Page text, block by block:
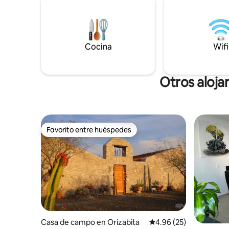
compartido, el espacio de jardín es
compartido también con el gimnasio
Cocina Wifi
Otros
Favorito entre huéspedes
Favorito entre huéspedes
Casa de campo en Orizabita Calificación
4.96 (25)